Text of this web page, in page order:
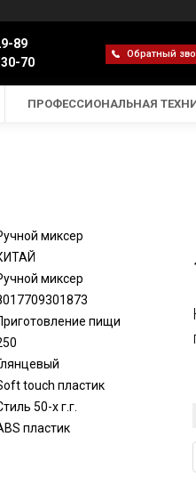
89
70
Обратный
ПРОФЕССИОНАЛЬНАЯ
миксер
миксер
пищи
touch пластик
50-х г.г.
пластик